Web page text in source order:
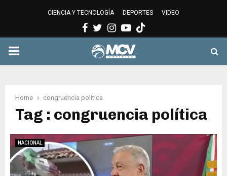
CIENCIA Y TECNOLOGÍA DEPORTES VIDEO
Facebook
Twitter
Instagram
Youtube
PRIMARY
Home congruencia política
Tag : congruencia política
NACIONAL